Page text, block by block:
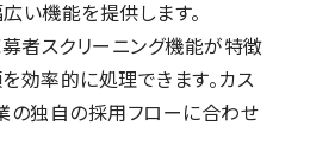
い機能を提供します。
者スクリーニング機能が特徴
効率的に処理できます。カス
の独自の採用フローに合わせ